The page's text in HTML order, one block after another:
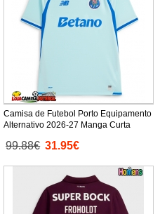
Camisa de Futebol Porto Equipamento
Alternativo 2026-27 Manga Curta
99.88€ 31.95€